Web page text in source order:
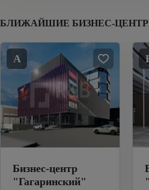
БЛИЖАЙШИЕ БИЗНЕС-
A
Бизнес-центр
"Гагаринский"
"